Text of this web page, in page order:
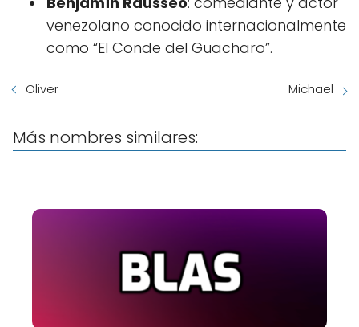
venezolano conocido internacionalmente
como “El Conde del Guacharo”.
Oliver Michael
Más nombres similares: